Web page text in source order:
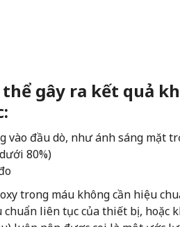
thể gây ra kết quả
vào đầu dò, như ánh sáng mặt
80%)
trong máu không cần hiệu
liên tục của thiết bị, hoặc